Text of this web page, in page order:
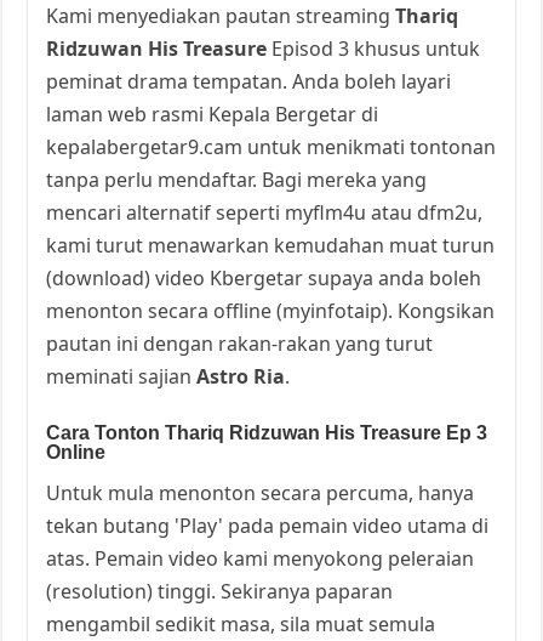
Kami menyediakan pautan streamingThariq
Ridzuwan His Treasure Episod 3 khusus untuk
peminat drama tempatan. Anda boleh layari
laman web rasmi Kepala Bergetar di
kepalabergetar9.cam untuk menikmati tontonan
tanpa perlu mendaftar. Bagi mereka yang
mencari alternatif seperti myflm4u atau dfm2u,
kami turut menawarkan kemudahan muat turun
(download) video Kbergetar supaya anda boleh
menonton secara offline (myinfotaip). Kongsikan
pautan ini dengan rakan-rakan yang turut
meminati sajianAstro Ria.
Cara Tonton Thariq Ridzuwan His Treasure Ep 3
Online
Untuk mula menonton secara percuma, hanya
tekan butang 'Play' pada pemain video utama di
atas. Pemain video kami menyokong peleraian
(resolution) tinggi. Sekiranya paparan
mengambil sedikit masa, sila muat semula